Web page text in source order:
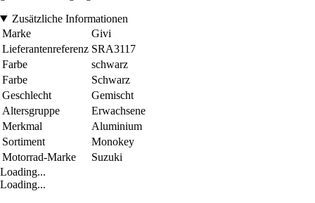
Zusätzliche Informationen
Marke
Givi
Lieferantenreferenz SRA3117
Farbe
schwarz
Farbe
Schwarz
Geschlecht
Gemischt
Altersgruppe
Erwachsene
Merkmal
Aluminium
Sortiment
Monokey
Motorrad-Marke
Suzuki
Loading...
Loading...